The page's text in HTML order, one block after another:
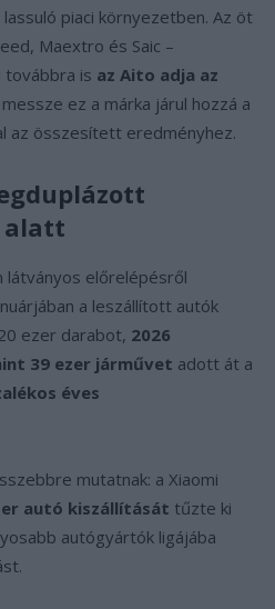
piaci környezetben. Az öt
Maextro és Saic –
is az Aito adja az
messze ez a márka járul hozzá a
az összesített eredményhez.
alatt
látványos előrelépésről
a leszállított autók
ezer darabot, 2026
39 ezer járművet adott át a
éves
mutatnak: a Xiaomi
autó kiszállítását tűzte ki
autógyártók ligájába